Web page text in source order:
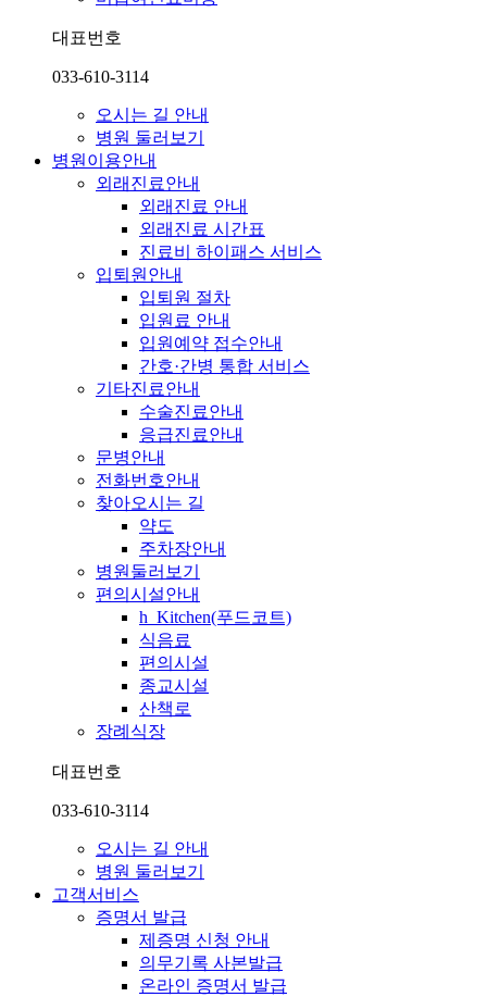
대표번호
033-610-3114
오시는 길 안내
병원 둘러보기
병원이용안내
외래진료안내
외래진료 안내
외래진료 시간표
진료비 하이패스 서비스
입퇴원안내
입퇴원 절차
입원료 안내
입원예약 접수안내
간호·간병 통합 서비스
기타진료안내
수술진료안내
응급진료안내
문병안내
전화번호안내
찾아오시는 길
약도
주차장안내
병원둘러보기
편의시설안내
h_Kitchen(푸드코트)
식음료
편의시설
종교시설
산책로
장례식장
대표번호
033-610-3114
오시는 길 안내
병원 둘러보기
고객서비스
증명서 발급
제증명 신청 안내
의무기록 사본발급
온라인 증명서 발급